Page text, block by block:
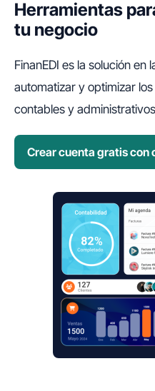
Herramientas
tu negocio
FinanEDI es la solución
automatizar y optimizar
contables y
Crear cuenta gratis